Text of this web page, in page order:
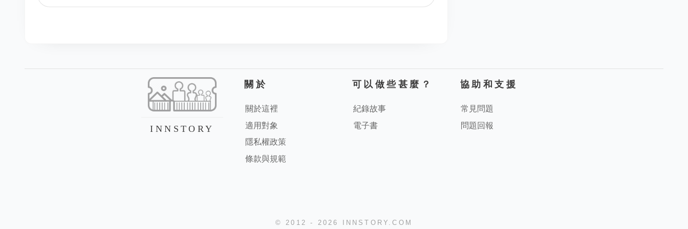
INNSTORY
關於
關於這裡
適用對象
隱私權政策
條款與規範
可以做些甚麼？
紀錄故事
電子書
協助和支援
常見問題
問題回報
© 2012 - 2026 INNSTORY.COM